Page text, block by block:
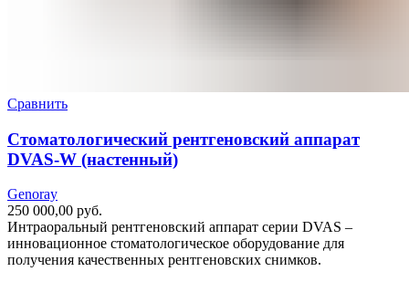
Сравнить
Стоматологический рентгеновский аппарат
DVAS-W (настенный)
Genoray
250 000,00 руб.
Интраоральный рентгеновский аппарат серии DVAS –
инновационное стоматологическое оборудование для
получения качественных рентгеновских снимков.